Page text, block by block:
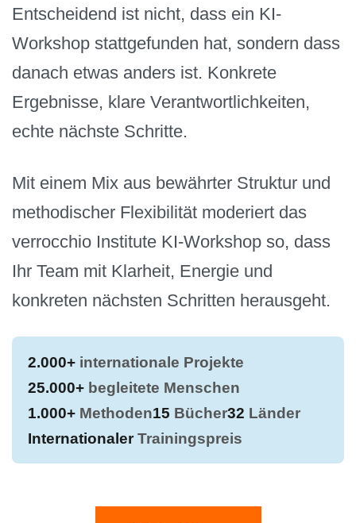
Entscheidend ist nicht, dass ein KI-
Workshop stattgefunden hat, sondern dass
danach etwas anders ist. Konkrete
Ergebnisse, klare Verantwortlichkeiten,
echte nächste Schritte.
Mit einem Mix aus bewährter Struktur und
methodischer Flexibilität moderiert das
verrocchio Institute KI-Workshop so, dass
Ihr Team mit Klarheit, Energie und
konkreten nächsten Schritten herausgeht.
2.000+ internationale Projekte
25.000+ begleitete Menschen
1.000+ Methoden15 Bücher32 Länder
InternationalerTrainingspreis